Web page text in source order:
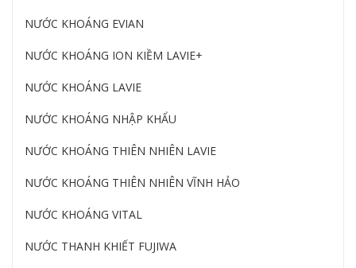
NƯỚC KHOÁNG EVIAN
NƯỚC KHOÁNG ION KIỀM LAVIE+
NƯỚC KHOÁNG LAVIE
NƯỚC KHOÁNG NHẬP KHẨU
NƯỚC KHOÁNG THIÊN NHIÊN LAVIE
NƯỚC KHOÁNG THIÊN NHIÊN VĨNH HẢO
NƯỚC KHOÁNG VITAL
NƯỚC THANH KHIẾT FUJIWA